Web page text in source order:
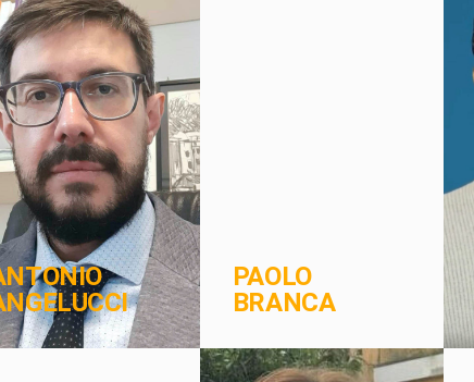
PAOLO
BRANCA
FIDR PROGETTI CONFERENZE